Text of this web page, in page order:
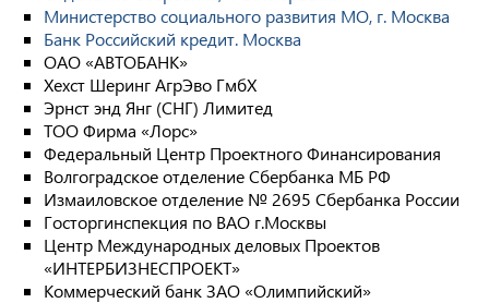
Министерство социального развития МО, г. Москва
Банк Российский кредит. Москва
ОАО «АВТОБАНК»
Хехст Шеринг АгрЭво ГмбХ
Эрнст энд Янг (СНГ) Лимитед
ТОО Фирма «Лорс»
Федеральный Центр Проектного Финансирования
Волгоградское отделение Сбербанка МБ РФ
Измаиловское отделение № 2695 Сбербанка России
Госторгинспекция по ВАО г.Москвы
Центр Международных деловых Проектов
«ИНТЕРБИЗНЕСПРОЕКТ»
Коммерческий банк ЗАО «Олимпийский»